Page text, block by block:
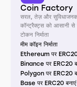
Coin Factory
सरल, तेज़ और सुविधाजनक
कॉन्ट्रैक्ट्स को आसानी से
टोकन निर्माता
मीम कॉइन निर्माता
Ethereum पर ERC20
Binance पर ERC20
Polygon पर ERC20
Base पर ERC20 बनाएं